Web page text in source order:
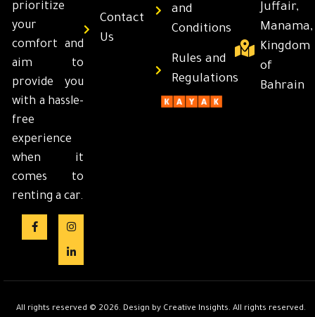
prioritize
your
comfort and
aim to
provide you
with a hassle-
free
experience
when it
comes to
renting a car.
Contact
Us
and
Conditions
Rules and
Regulations
Juffair,
Manama,
Kingdom
of
Bahrain
All rights reserved © 2026. Design by Creative Insights. All rights reserved.